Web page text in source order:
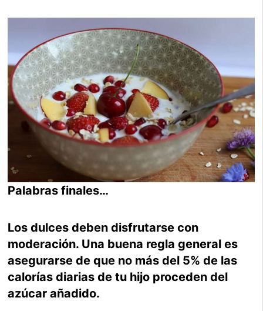
Palabras finales…
Los dulces deben disfrutarse con
moderación. Una buena regla general es
asegurarse de que no más del 5% de las
calorías diarias de tu hijo proceden del
azúcar añadido.